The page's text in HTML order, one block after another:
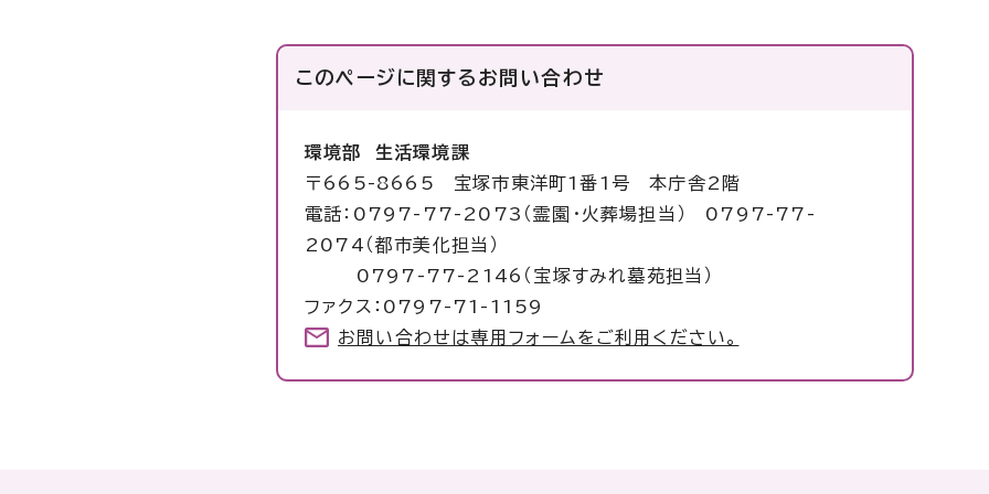
このページに関する お問い合わせ
環境部 生活環境課
〒665-8665 宝塚市東洋町1番1号 本庁舎2階
電話：0797-77-2073（霊園・火葬場担当） 0797-77-
2074（都市美化担当）
0797-77-2146（宝塚すみれ墓苑担当）
ファクス：0797-71-1159
お問い合わせは専用フォームをご利用ください。